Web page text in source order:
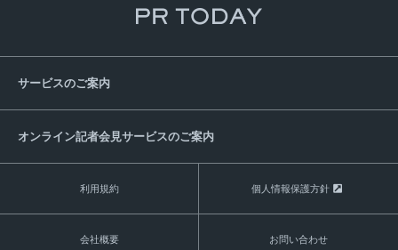
サービスのご案内
オンライン記者会見サービスのご案内
利用規約 個人情報保護方針
会社概要 お問い合わせ